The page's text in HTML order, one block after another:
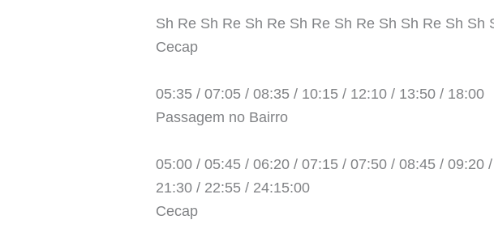
Sh Re Sh Re Sh Re Sh Re Sh Re Sh Sh Re Sh Sh
Cecap
05:35 / 07:05 / 08:35 / 10:15 / 12:10 / 13:50 / 18:00
Passagem no Bairro
05:00 / 05:45 / 06:20 / 07:15 / 07:50 / 08:45 /
21:30 / 22:55 / 24:15:00
Cecap